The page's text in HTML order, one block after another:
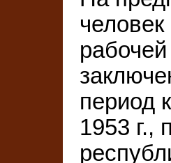
период
1953 г.,